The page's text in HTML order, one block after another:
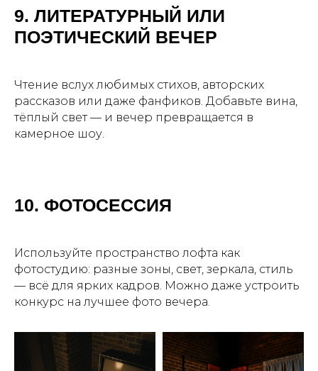
9. ЛИТЕРАТУРНЫЙ ИЛИ
ПОЭТИЧЕСКИЙ ВЕЧЕР
Чтение вслух любимых стихов, авторских
рассказов или даже фанфиков. Добавьте вина,
тёплый свет — и вечер превращается в
камерное шоу.
10. ФОТОСЕССИЯ
Используйте пространство лофта как
фотостудию: разные зоны, свет, зеркала, стиль
— всё для ярких кадров. Можно даже устроить
конкурс на лучшее фото вечера.
Более 300 пространств в Москве
подробнее